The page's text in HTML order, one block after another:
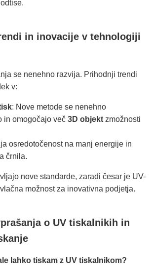
in inovacije v tehnologiji
se nenehno razvija. Prihodnji trendi
v:
: Nove metode se nenehno
in omogočajo več 3D objekt zmožnosti
osredotočenost na manj energije in
črnila.
nove standarde, zaradi česar je UV-
možnost za inovativna podjetja.
o UV tiskalnikih in
lahko tiskam z UV tiskalnikom?